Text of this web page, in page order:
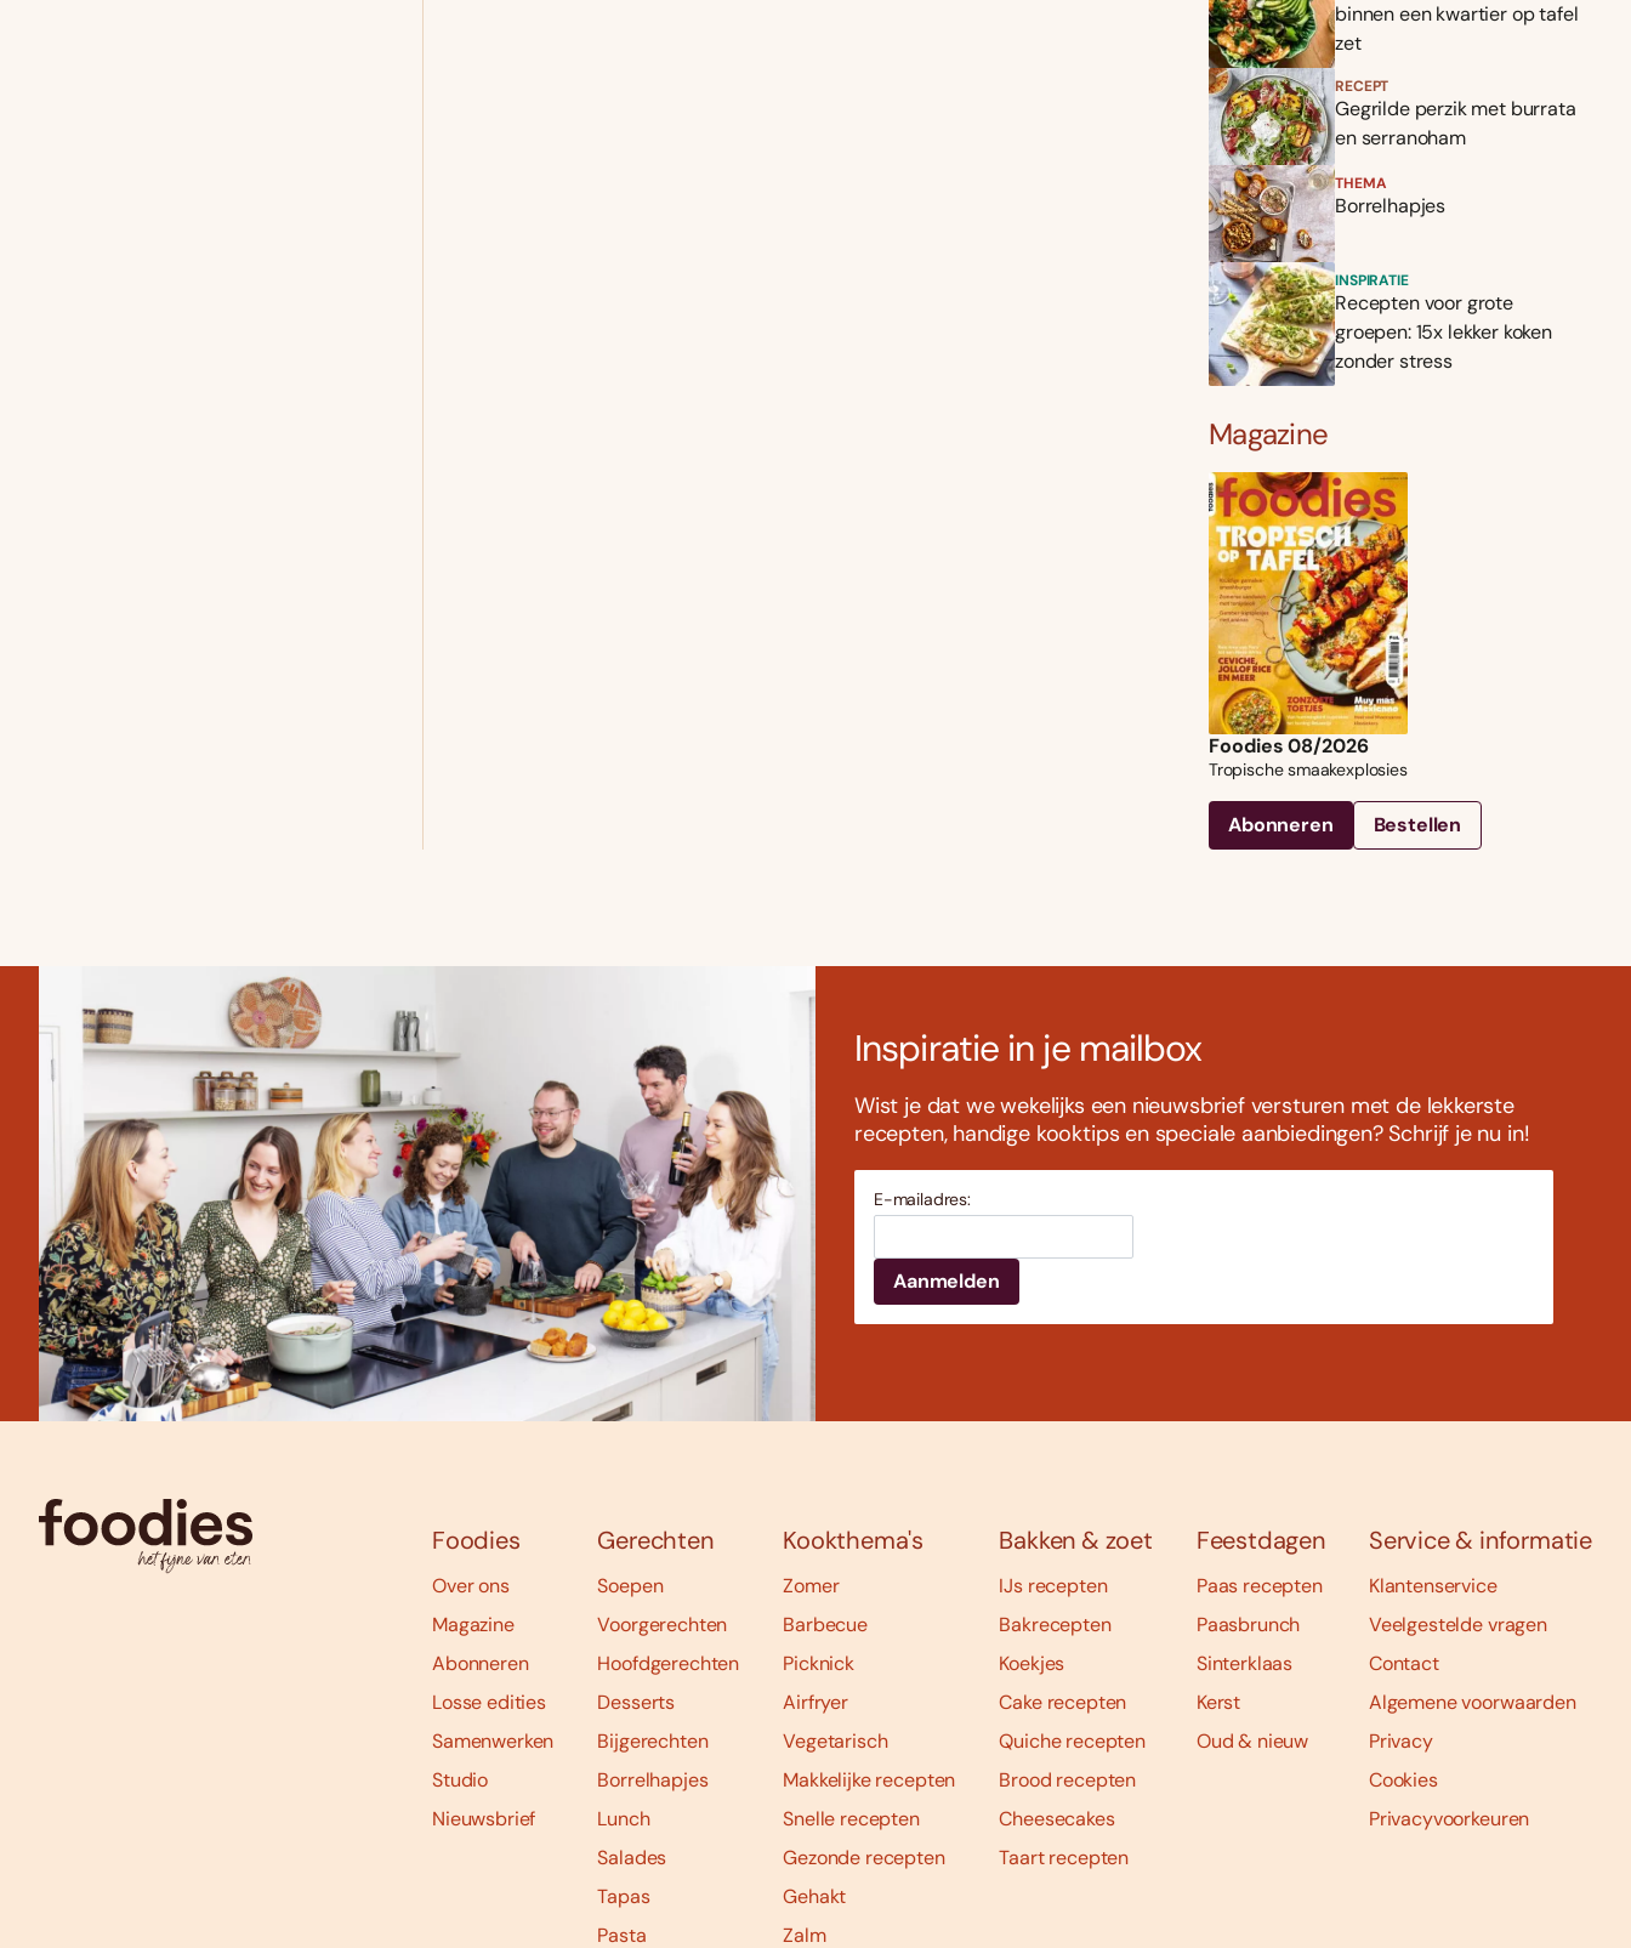
binnen een kwartier op tafel
zet
RECEPT
Gegrilde perzik met burrata
en serranoham
THEMA
Borrelhapjes
INSPIRATIE
Recepten voor grote
groepen: 15x lekker koken
zonder stress
Magazine
Foodies 08/2026
Tropische smaakexplosies
Abonneren Bestellen
Inspiratie in je mailbox
Wist je dat we wekelijks een nieuwsbrief versturen met de lekkerste
recepten, handige kooktips en speciale aanbiedingen? Schrijf je nu in!
E-mailadres:
Foodies
Over ons
Magazine
Abonneren
Losse edities
Samenwerken
Studio
Nieuwsbrief
Gerechten
Soepen
Voorgerechten
Hoofdgerechten
Desserts
Bijgerechten
Borrelhapjes
Lunch
Salades
Tapas
Pasta
Kookthema's
Zomer
Barbecue
Picknick
Airfryer
Vegetarisch
Makkelijke recepten
Snelle recepten
Gezonde recepten
Gehakt
Zalm
Bakken & zoet
IJs recepten
Bakrecepten
Koekjes
Cake recepten
Quiche recepten
Brood recepten
Cheesecakes
Taart recepten
Feestdagen
Paas recepten
Paasbrunch
Sinterklaas
Kerst
Oud & nieuw
Service & informatie
Klantenservice
Veelgestelde vragen
Contact
Algemene voorwaarden
Privacy
Cookies
Privacyvoorkeuren